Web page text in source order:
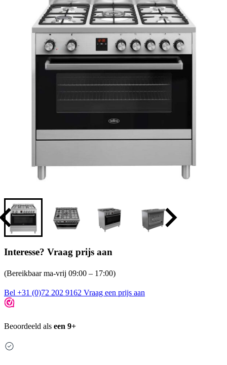
Interesse? Vraag prijs aan
(Bereikbaar ma-vrij 09:00 – 17:00)
Bel +31 (0)72 202 9162 Vraag een prijs aan
Beoordeeld als een 9+